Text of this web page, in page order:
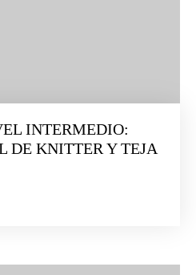
INTERMEDIO:
DE KNITTER Y TEJA